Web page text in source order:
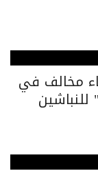
3 حالات بناء مخالف في